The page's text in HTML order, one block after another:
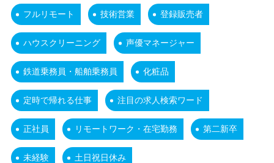
フルリモート 技術営業 登録販売者
ハウスクリーニング 声優マネージャー
鉄道乗務員・船舶乗務員 化粧品
定時で帰れる仕事 注目の求人検索ワード
正社員 リモートワーク・在宅勤務 第二新卒
未経験 土日祝日休み